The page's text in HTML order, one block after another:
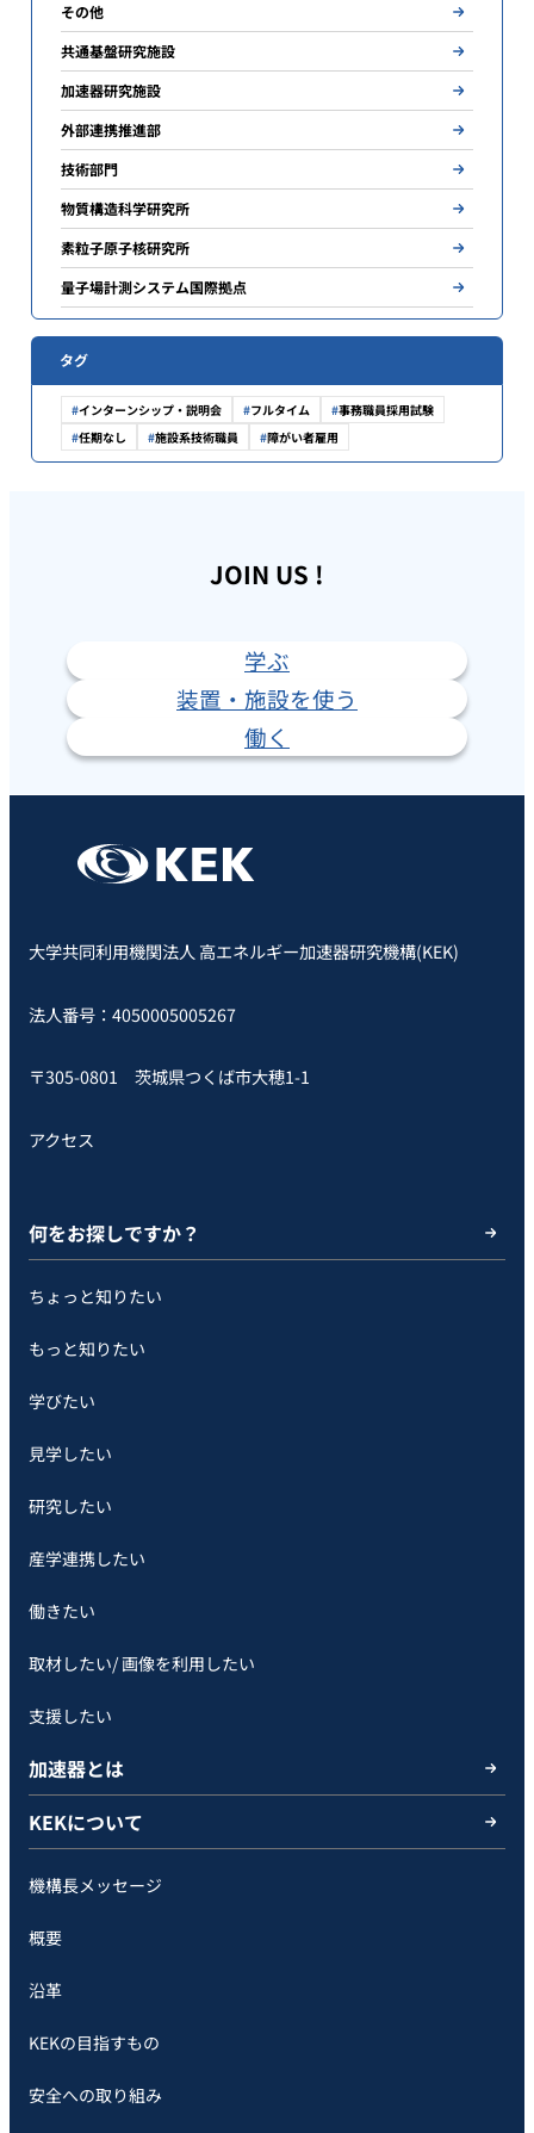
その他
共通基盤研究施設
加速器研究施設
外部連携推進部
技術部門
物質構造科学研究所
素粒子原子核研究所
量子場計測システム国際拠点
タグ
インターンシップ・説明会 フルタイム
事務職員採用試験
任期なし
施設系技術職員 障がい者雇用
JOIN US !
学ぶ
装置・施設を使う
働く
大学共同利用機関法人 高エネルギー加速器研究機構(KEK)
法人番号：4050005005267
〒305-0801 茨城県つくば市大穂1-1
アクセス
何をお探しですか？
ちょっと知りたい
もっと知りたい
学びたい
見学したい
研究したい
産学連携したい
働きたい
取材したい/ 画像を利用したい
支援したい
加速器とは
KEKについて
機構長メッセージ
概要
沿革
KEKの目指すもの
安全への取り組み